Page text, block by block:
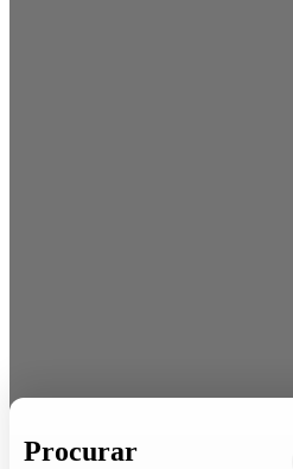
Procurar